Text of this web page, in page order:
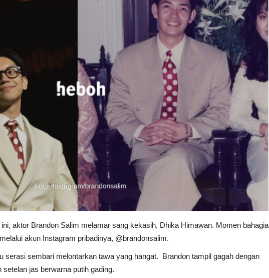
ini, aktor Brandon Salim melamar sang kekasih, Dhika Himawan. Momen bahagia
akun Instagram pribadinya, @brandonsalim.
serasi sembari melontarkan tawa yang hangat. Brandon tampil gagah dengan
jas berwarna putih gading.